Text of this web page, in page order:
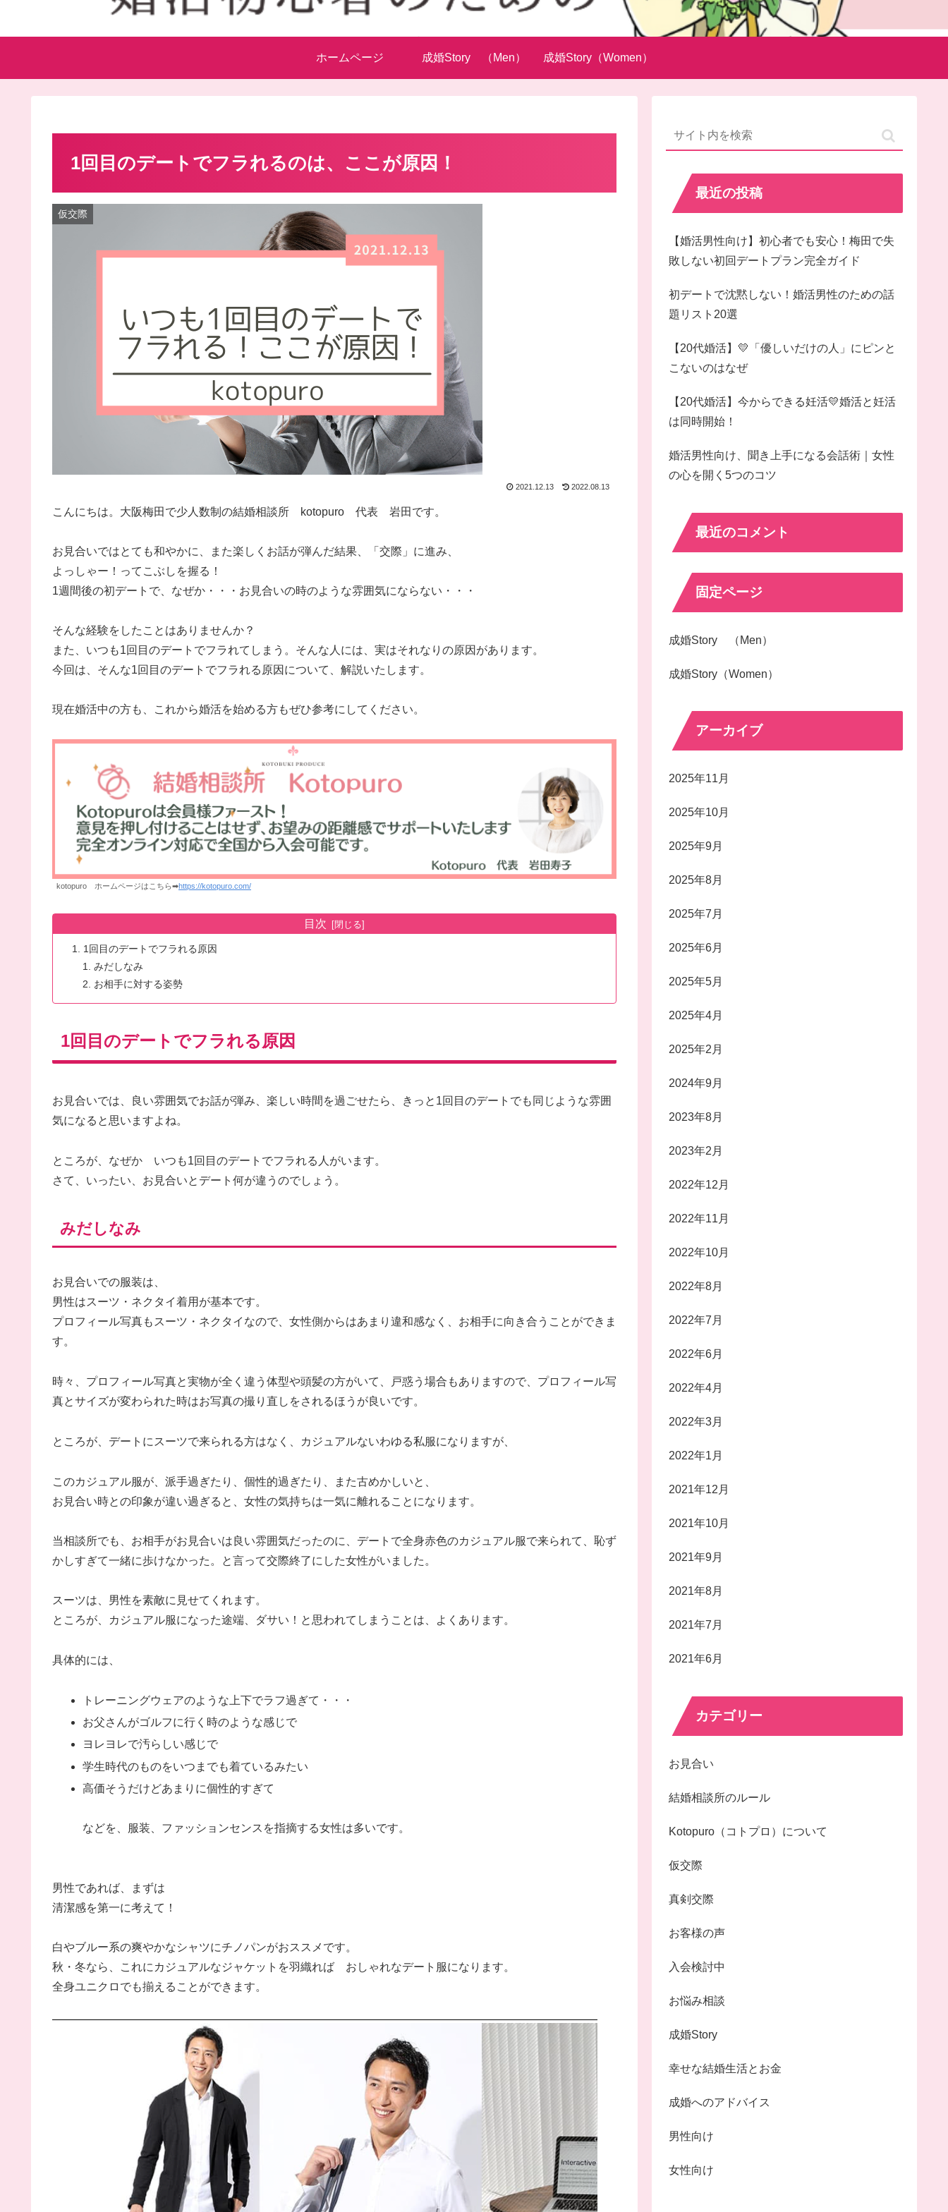
ホームページ 成婚Story （Men） 成婚Story（Women）
1回目のデートでフラれるのは、ここが原因！
仮交際
2021.12.13 2022.08.13
こんにちは。大阪梅田で少人数制の結婚相談所 kotopuro 代表 岩田です。
お見合いではとても和やかに、また楽しくお話が弾んだ結果、「交際」に進み、
よっしゃー！ってこぶしを握る！
1週間後の初デートで、なぜか・・・お見合いの時のような雰囲気にならない・・・
そんな経験をしたことはありませんか？
また、いつも1回目のデートでフラれてしまう。そんな人には、実はそれなりの原因があります。
今回は、そんな1回目のデートでフラれる原因について、解説いたします。
現在婚活中の方も、これから婚活を始める方もぜひ参考にしてください。
kotopuro ホームページはこちら➡https://kotopuro.com/
目次
1回目のデートでフラれる原因
みだしなみ
お相手に対する姿勢
1回目のデートでフラれる原因
お見合いでは、良い雰囲気でお話が弾み、楽しい時間を過ごせたら、きっと1回目のデートでも同じような雰囲
気になると思いますよね。
ところが、なぜか いつも1回目のデートでフラれる人がいます。
さて、いったい、お見合いとデート何が違うのでしょう。
みだしなみ
お見合いでの服装は、
男性はスーツ・ネクタイ着用が基本です。
プロフィール写真もスーツ・ネクタイなので、女性側からはあまり違和感なく、お相手に向き合うことができま
す。
時々、プロフィール写真と実物が全く違う体型や頭髪の方がいて、戸惑う場合もありますので、プロフィール写
真とサイズが変わられた時はお写真の撮り直しをされるほうが良いです。
ところが、デートにスーツで来られる方はなく、カジュアルないわゆる私服になりますが、
このカジュアル服が、派手過ぎたり、個性的過ぎたり、また古めかしいと、
お見合い時との印象が違い過ぎると、女性の気持ちは一気に離れることになります。
当相談所でも、お相手がお見合いは良い雰囲気だったのに、デートで全身赤色のカジュアル服で来られて、恥ず
かしすぎて一緒に歩けなかった。と言って交際終了にした女性がいました。
スーツは、男性を素敵に見せてくれます。
ところが、カジュアル服になった途端、ダサい！と思われてしまうことは、よくあります。
具体的には、
トレーニングウェアのような上下でラフ過ぎて・・・
お父さんがゴルフに行く時のような感じで
ヨレヨレで汚らしい感じで
学生時代のものをいつまでも着ているみたい
高価そうだけどあまりに個性的すぎて
などを、服装、ファッションセンスを指摘する女性は多いです。
男性であれば、まずは
清潔感を第一に考えて！
白やブルー系の爽やかなシャツにチノパンがおススメです。
秋・冬なら、これにカジュアルなジャケットを羽織れば おしゃれなデート服になります。
全身ユニクロでも揃えることができます。
最近の投稿
【婚活男性向け】初心者でも安心！梅田で失
敗しない初回デートプラン完全ガイド
初デートで沈黙しない！婚活男性のための話
題リスト20選
【20代婚活】💛「優しいだけの人」にピンと
こないのはなぜ
【20代婚活】今からできる妊活💛婚活と妊活
は同時開始！
婚活男性向け、聞き上手になる会話術｜女性
の心を開く5つのコツ
最近のコメント
固定ページ
成婚Story （Men）
成婚Story（Women）
アーカイブ
2025年11月
2025年10月
2025年9月
2025年8月
2025年7月
2025年6月
2025年5月
2025年4月
2025年2月
2024年9月
2023年8月
2023年2月
2022年12月
2022年11月
2022年10月
2022年8月
2022年7月
2022年6月
2022年4月
2022年3月
2022年1月
2021年12月
2021年10月
2021年9月
2021年8月
2021年7月
2021年6月
カテゴリー
お見合い
結婚相談所のルール
Kotopuro（コトプロ）について
仮交際
真剣交際
お客様の声
入会検討中
お悩み相談
成婚Story
幸せな結婚生活とお金
成婚へのアドバイス
男性向け
女性向け